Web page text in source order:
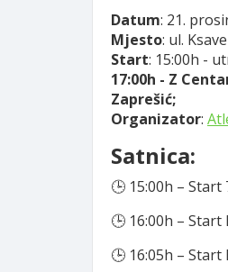
Datum: 21.
Mjesto: ul.
Start: 15:00h -
17:00h - Z
Zaprešić;
Organizator:
Satnica:
🕒 15:00h –
🕒 16:00h – Start
🕒 16:05h – Start